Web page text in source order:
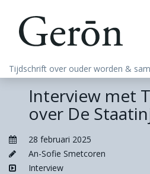
Tijdschrift over ouder worden &
Interview met
over De
28 februari 2025
An-Sofie Smetcoren
Interview